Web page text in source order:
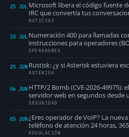
25 JUL Microsoft libera el código fuente
IRC que convertía tus
NOTICIAS
20 JUL Numeración 400 para llamadas
instrucciones para operadores
OPERADORES
25 JUN Rustisk: ¿y si Asterisk estuviera
ASTERISK
06 JUN HTTP/2 Bomb (CVE-2026-49975):
servidor web en segundos desde
SEGURIDAD
05 JUN¿Eres operador de VoIP? La
teléfono de atención 24 horas,
REGULACIÓN